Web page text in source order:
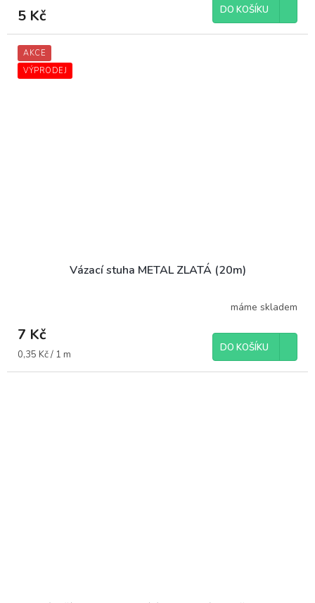
5 Kč DO KOŠÍKU
AKCE
VÝPRODEJ
Vázací stuha METAL ZLATÁ (20m)
máme skladem
7 Kč
Měrná
0,35 Kč / 1 m
DO KOŠÍKU